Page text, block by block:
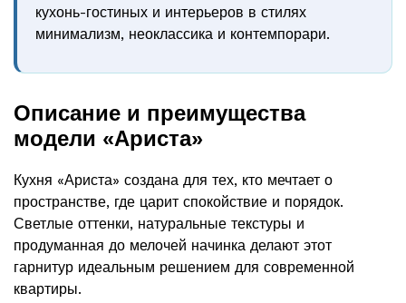
кухонь-гостиных и интерьеров в стилях
минимализм, неоклассика и контемпорари.
Описание и преимущества
модели «Ариста»
Кухня «Ариста» создана для тех, кто мечтает о
пространстве, где царит спокойствие и порядок.
Светлые оттенки, натуральные текстуры и
продуманная до мелочей начинка делают этот
гарнитур идеальным решением для современной
квартиры.